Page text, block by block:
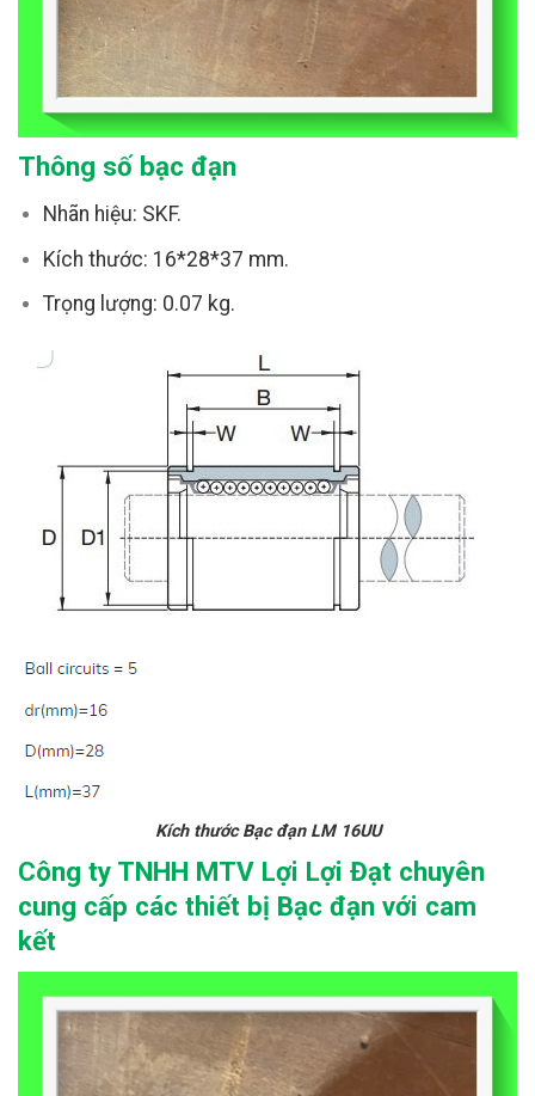
Thông số bạc đạn
Nhãn hiệu: SKF.
Kích thước: 16*28*37 mm.
Trọng lượng: 0.07 kg.
Kích thước Bạc đạn LM 16UU
Công ty TNHH MTV Lợi Lợi Đạt chuyên
cung cấp các thiết bị Bạc đạn với cam
kết